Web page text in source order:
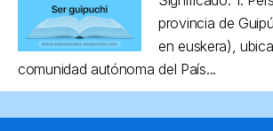
provincia de
en euskera),
comunidad autónoma del País...